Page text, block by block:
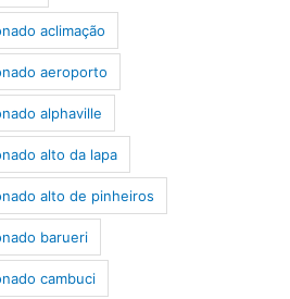
aclimação
aeroporto
alphaville
alto da lapa
alto de pinheiros
barueri
cambuci